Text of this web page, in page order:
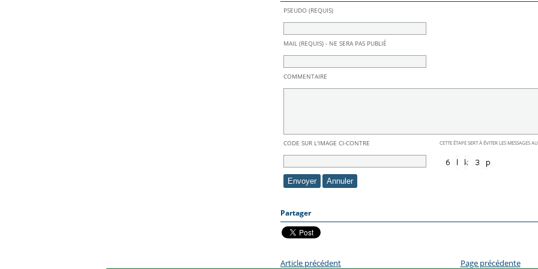
PSEUDO (REQUIS)
MAIL (REQUIS) - NE SERA PAS PUBLIÉ
COMMENTAIRE
CODE SUR L'IMAGE CI-CONTRE CETTE ÉTAPE SERT À ÉVITER LES MESSAGES
Partager
Article précédent Page précédente